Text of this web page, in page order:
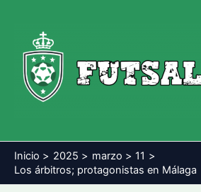
contenido
Inicio 2025 marzo
11
Los árbitros; protagonistas en Málaga